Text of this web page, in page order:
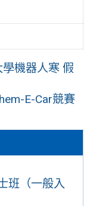
班（一般入
機器人寒 假
E-Car競賽